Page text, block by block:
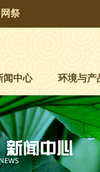
祭
闻中心 环境与产